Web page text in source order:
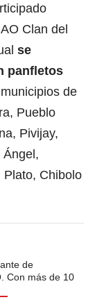
Clan del
se
panfletos
de
Pueblo
Pivijay,
Ángel,
Plato, Chibolo
de
Con más de 10